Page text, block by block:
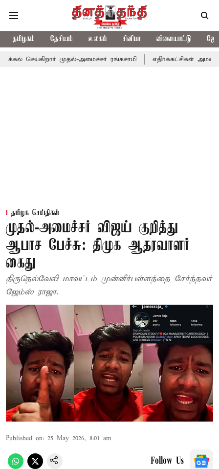
தமிழகம் தேசியம் உலகம் சினிமா விளையாட்டு
முதல்-அமைச்சர் ரங்கசாமி எதிர்க்கட்சிகள் அமளி:
தமிழக செய்திகள்
முதல்-அமைச்சர் விஜய் குறித்து
ஆபாச பேச்சு: திமுக ஆதரவாளர்
கைது
திருநெல்வேலி மாவட்டம் முன்னீர்பள்ளத்தை சேர்ந்தவர்
ஜேம்ஸ் ராஜா.
Published on: 25 May 2026, 8:01 am
Follow Us